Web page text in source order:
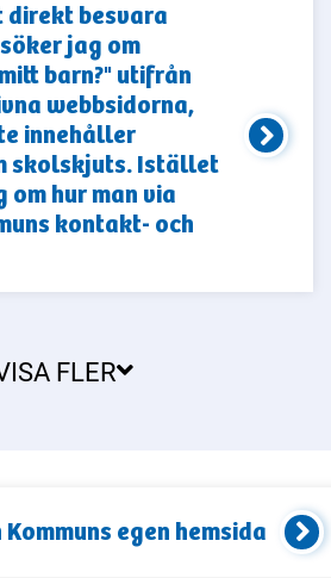
direkt besvara
jag om
barn?" utifrån
webbsidorna,
innehåller
skolskjuts. Istället
om hur man via
kontakt- och
FLER
s egen hemsida